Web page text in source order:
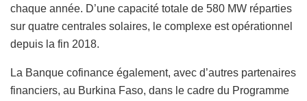
chaque année. D’une capacité totale de 580 MW réparties
sur quatre centrales solaires, le complexe est opérationnel
depuis la fin 2018.
La Banque cofinance également, avec d’autres partenaires
financiers, au Burkina Faso, dans le cadre du Programme